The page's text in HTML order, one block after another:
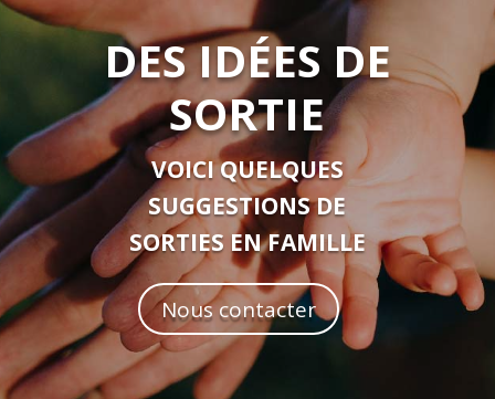
DES IDÉES DE
SORTIE
VOICI QUELQUES
SUGGESTIONS DE
SORTIES EN FAMILLE
Nous contacter